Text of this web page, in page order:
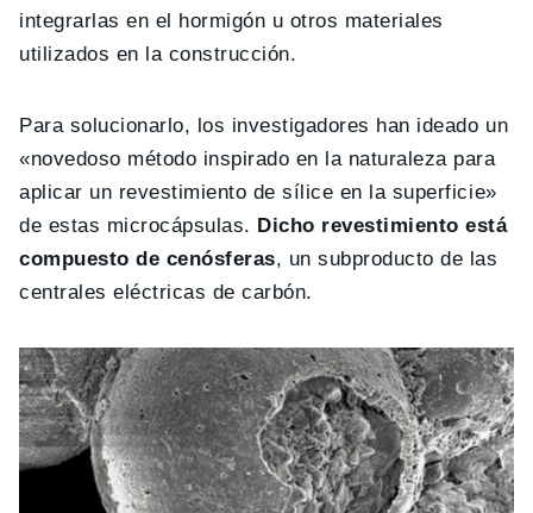
integrarlas en el hormigón u otros materiales
utilizados en la construcción.
Para solucionarlo, los investigadores han ideado un
«novedoso método inspirado en la naturaleza para
aplicar un revestimiento de sílice en la superficie»
de estas microcápsulas. Dicho revestimiento está
compuesto de cenósferas, un subproducto de las
centrales eléctricas de carbón.